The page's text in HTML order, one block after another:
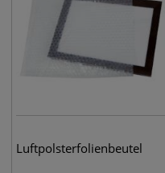
Luftpolsterfolienbeutel